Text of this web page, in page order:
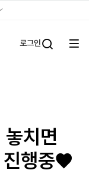
로그인
전체
치면
진행중♥